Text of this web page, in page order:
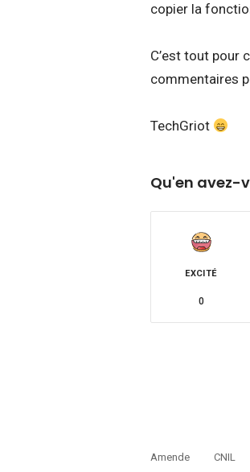
copier la
C’est tout pour
commentaires
TechGriot
Qu'en avez-
EXCITÉ
0
Amende CNIL